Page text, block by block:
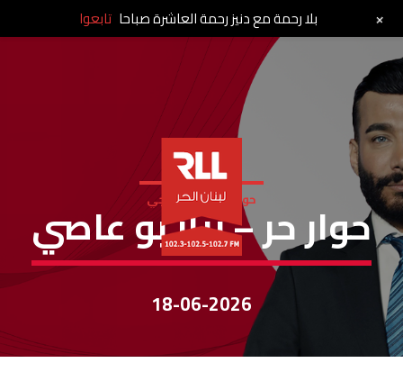
حوار حر - وليد فريجي
حوار حر – بيار بو عاصي
18-06-2026
بلا رحمة مع دنيز رحمة العاشرة صباحا تابعوا +